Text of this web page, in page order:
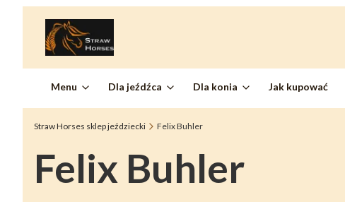
Menu Dla jeźdźca Dla konia Jak kupować
Straw Horses sklep jeździecki Felix Buhler
Felix Buhler